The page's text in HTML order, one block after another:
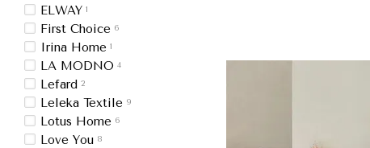
ELWAY 1
First Choice 6
Irina Home 1
LA MODNO 4
Lefard 2
Leleka Textile 9
Lotus Home 6
Love You 8